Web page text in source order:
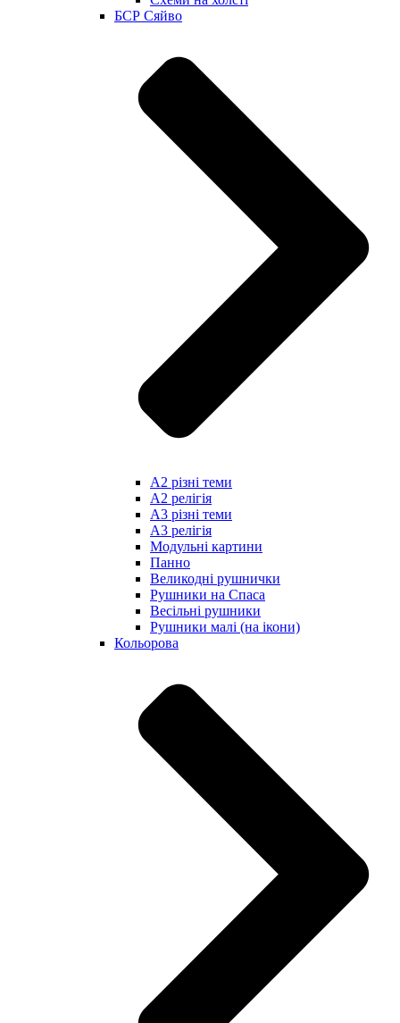
БСР Сяйво
А2 різні теми
А2 релігія
А3 різні теми
А3 релігія
Модульні картини
Панно
Великодні рушнички
Рушники на Спаса
Весільні рушники
Рушники малі (на ікони)
Кольорова